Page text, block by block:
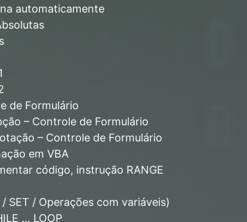
automaticamente
de Formulário
– Controle de Formulário
– Controle de Formulário
em VBA
código, instrução RANGE
SET / Operações com variáveis)
… LOOP